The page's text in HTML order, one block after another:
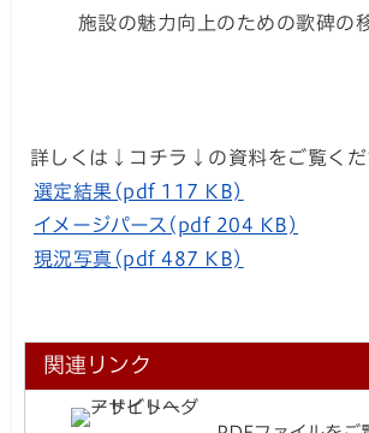
施設の魅力向上のための歌碑の
詳しくは↓コチラ↓の資料をご覧くだ
選定結果(pdf 117 KB)
イメージパース(pdf 204 KB)
現況写真(pdf 487 KB)
関連リンク